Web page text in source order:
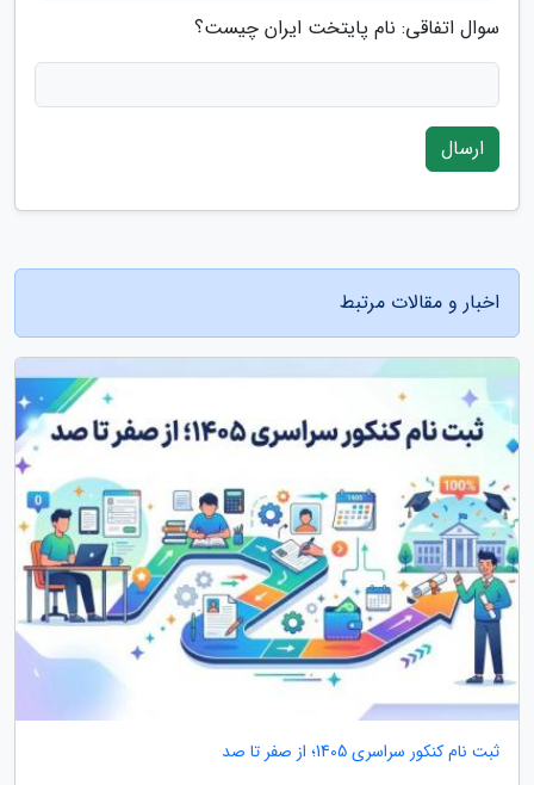
سوال اتفاقی: نام پایتخت ایران چیست؟
ارسال
اخبار و مقالات مرتبط
ثبت نام کنکور سراسری 1405؛ از صفر تا صد